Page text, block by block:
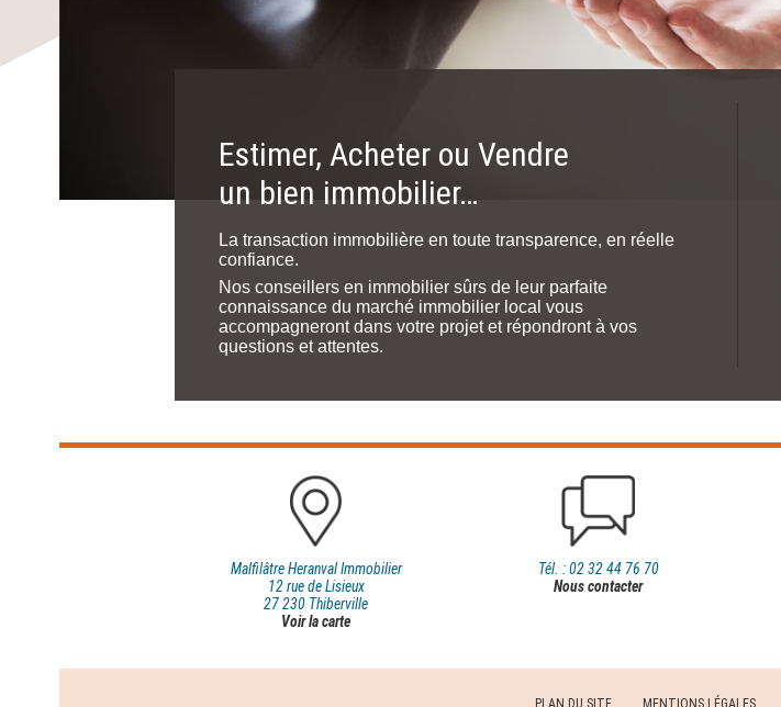
Estimer, Acheter ou Vendre
un bien immobilier…
La transaction immobilière en toute transparence, en réelle
confiance.
Nos conseillers en immobilier sûrs de leur parfaite
connaissance du marché immobilier local vous
accompagneront dans votre projet et répondront à vos
questions et attentes.
Malfilâtre Heranval Immobilier
12 rue de Lisieux
27 230 Thiberville
Voir la carte
Tél. : 02 32 44 76 70
Nous contacter
PLAN DU SITE MENTIONS LÉGALES